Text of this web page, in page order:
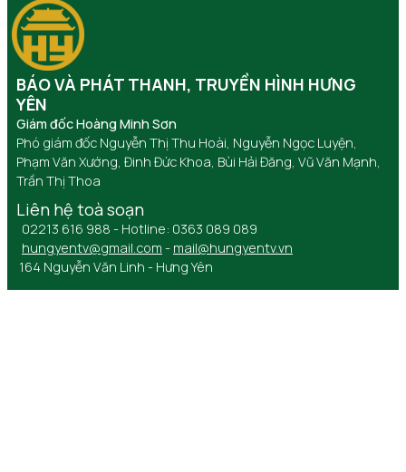
BÁO VÀ PHÁT THANH, TRUYỀN HÌNH HƯNG
YÊN
Giám đốc Hoàng Minh Sơn
Phó giám đốc Nguyễn Thị Thu Hoài, Nguyễn Ngọc Luyện,
Phạm Văn Xướng, Đinh Đức Khoa, Bùi Hải Đăng, Vũ Văn Mạnh,
Trần Thị Thoa
Liên hệ toà soạn
02213 616 988 - Hotline: 0363 089 089
hungyentv@gmail.com - mail@hungyentv.vn
164 Nguyễn Văn Linh - Hưng Yên